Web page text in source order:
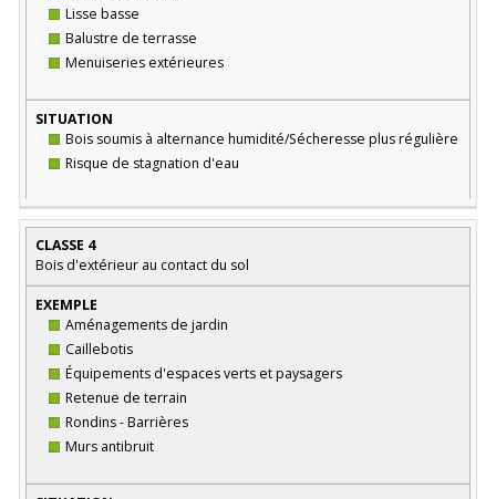
Lisse basse
Balustre de terrasse
Menuiseries extérieures
Bois soumis à alternance humidité/Sécheresse plus régulière
Risque de stagnation d'eau
CLASSE 4
Bois d'extérieur au contact du sol
Aménagements de jardin
Caillebotis
Équipements d'espaces verts et paysagers
Retenue de terrain
Rondins - Barrières
Murs antibruit